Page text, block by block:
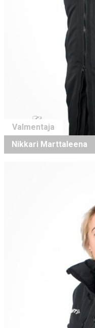
Valmentaja
Nikkari Marttaleena